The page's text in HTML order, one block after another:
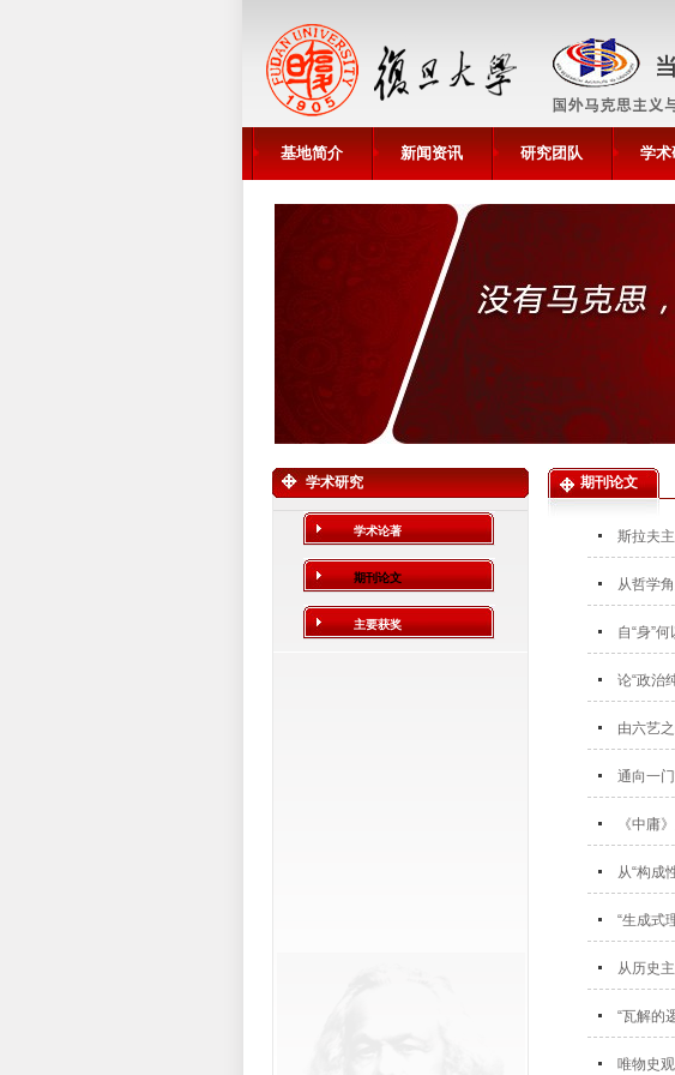
基地简介 新闻资讯 研究团队 学术
学术研究
学术论著
期刊论文
主要获奖
期刊论文
斯拉夫
从哲学
自“身”
论“政治
由六艺
通向一
《中庸
从“构成
“生成式
从历史
“瓦解的
唯物史